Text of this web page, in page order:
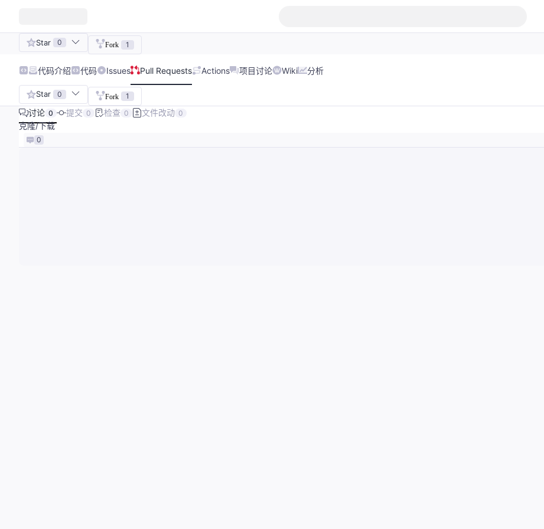
Star 0 Fork 1
代码介绍 代码 Issues Pull Requests Actions 项目讨论 Wiki 分析
Star 0 Fork 1
讨论 0 提交 0 检查 0 文件改动 0
克隆/下载
0